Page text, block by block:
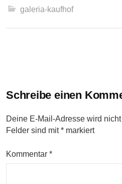
galeria-kaufhof
Schreibe einen
Deine E-Mail-Adresse wird
Felder sind mit* markiert
Kommentar *